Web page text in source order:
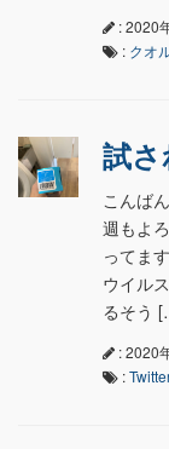
: 2020
: クオ
試
こんば
週もよ
ってま
ウイル
るそう
: 2020
:Twitter